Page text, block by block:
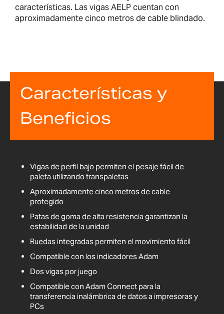
características. Las vigas AELP cuentan con
aproximadamente cinco metros de cable blindado.
Características y
Beneficios
Vigas de perfil bajo permiten el pesaje fácil de
paleta utilizando transpaletas
Aproximadamente cinco metros de cable
protegido
Patas de goma de alta resistencia garantizan la
estabilidad de la unidad
Ruedas integradas permiten el movimiento fácil
Compatible con los indicadores Adam
Dos vigas por juego
Compatible con Adam Connect para la
transferencia inalámbrica de datos a impresoras y
PCs